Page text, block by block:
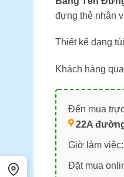
đựng thẻ nhân
Thiết kế dạng
Khách hàng
Đến mua
22A
Giờ làm việc:
Đặt mua